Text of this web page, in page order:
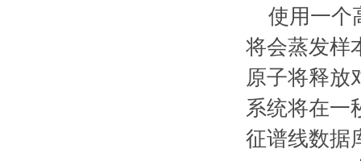
使用一个
将会蒸发样
原子将释放
系统将在一
征谱线数据